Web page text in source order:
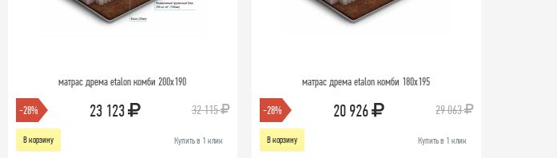
матрас дрема etalon комби 200х190
-28% 23 123 32 115
В корзину Купить в 1 клик
матрас дрема etalon комби 180х195
-28% 20 926 29 063
В корзину Купить в 1 клик